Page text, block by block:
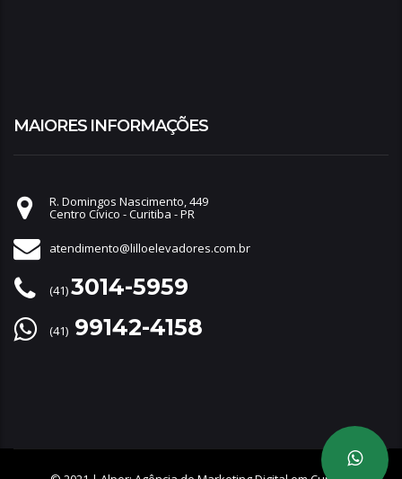
MAIORES INFORMAÇÕES
R. Domingos Nascimento, 449
Centro Cívico - Curitiba - PR
atendimento@lilloelevadores.com.br
(41)3014-5959
(41) 99142-4158